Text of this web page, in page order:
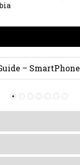
– SmartPhone